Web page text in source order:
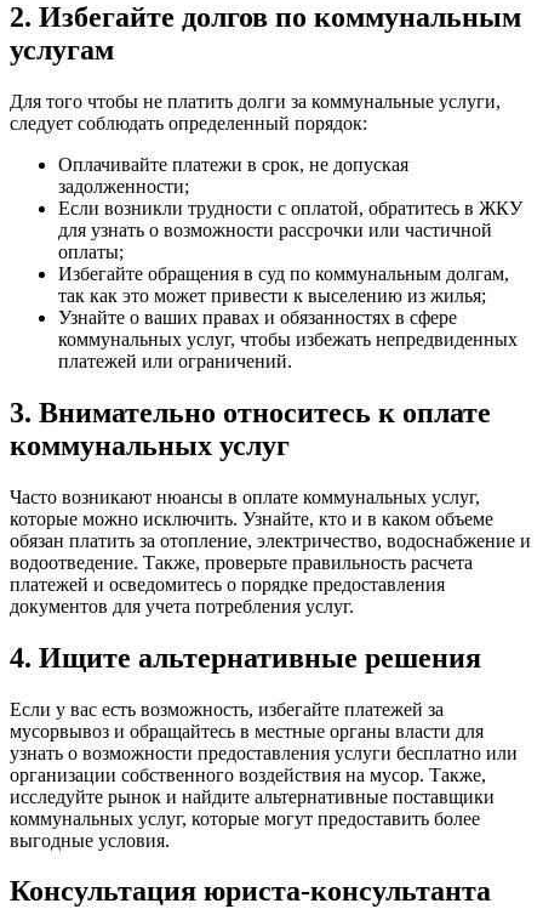
2. Избегайте долгов по коммунальным
услугам
Для того чтобы не платить долги за коммунальные услуги,
следует соблюдать определенный порядок:
Оплачивайте платежи в срок, не допуская
задолженности;
Если возникли трудности с оплатой, обратитесь в ЖКУ
для узнать о возможности рассрочки или частичной
оплаты;
Избегайте обращения в суд по коммунальным долгам,
так как это может привести к выселению из жилья;
Узнайте о ваших правах и обязанностях в сфере
коммунальных услуг, чтобы избежать непредвиденных
платежей или ограничений.
3. Внимательно относитесь к оплате
коммунальных услуг
Часто возникают нюансы в оплате коммунальных услуг,
которые можно исключить. Узнайте, кто и в каком объеме
обязан платить за отопление, электричество, водоснабжение и
водоотведение. Также, проверьте правильность расчета
платежей и осведомитесь о порядке предоставления
документов для учета потребления услуг.
4. Ищите альтернативные решения
Если у вас есть возможность, избегайте платежей за
мусорвывоз и обращайтесь в местные органы власти для
узнать о возможности предоставления услуги бесплатно или
организации собственного воздействия на мусор. Также,
исследуйте рынок и найдите альтернативные поставщики
коммунальных услуг, которые могут предоставить более
выгодные условия.
Консультация юриста-консультанта